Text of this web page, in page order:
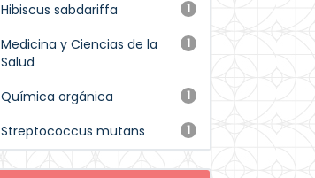
1
Hibiscus sabdariffa
1
Medicina y Ciencias de la
Salud
1
Química orgánica
1
Streptococcus mutans